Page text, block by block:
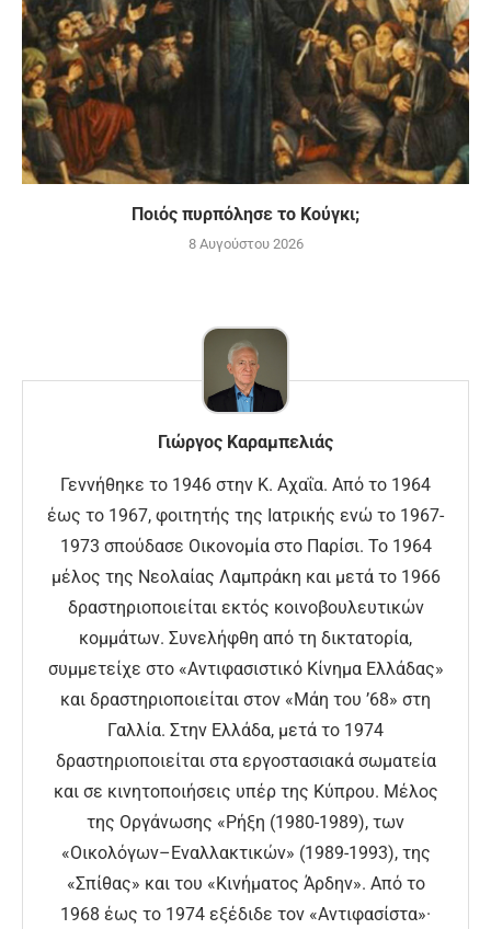
Ποιός πυρπόλησε το Κούγκι;
8 Αυγούστου 2026
Γιώργος Καραμπελιάς
Γεννήθηκε το 1946 στην Κ. Αχαΐα. Από το 1964
έως το 1967, φοιτητής της Ιατρικής ενώ το 1967-
1973 σπούδασε Οικονομία στο Παρίσι. Το 1964
μέλος της Νεολαίας Λαμπράκη και μετά το 1966
δραστηριοποιείται εκτός κοινοβουλευτικών
κομμάτων. Συνελήφθη από τη δικτατορία,
συμμετείχε στο «Αντιφασιστικό Κίνημα Ελλάδας»
και δραστηριοποιείται στον «Μάη του ’68» στη
Γαλλία. Στην Ελλάδα, μετά το 1974
δραστηριοποιείται στα εργοστασιακά σωματεία
και σε κινητοποιήσεις υπέρ της Κύπρου. Μέλος
της Οργάνωσης «Ρήξη (1980-1989), των
«Οικολόγων–Εναλλακτικών» (1989-1993), της
«Σπίθας» και του «Κινήματος Άρδην». Από το
1968 έως το 1974 εξέδιδε τον «Αντιφασίστα»·